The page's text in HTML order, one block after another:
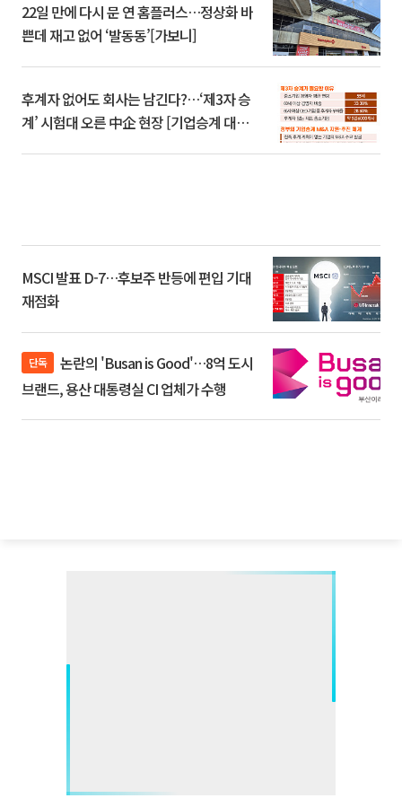
22일 만에 다시 문 연 홈플러스…정상화 바
쁜데 재고 없어 ‘발동동’[가보니]
후계자 없어도 회사는 남긴다?…‘제3자 승
계’ 시험대 오른 中企 현장 [기업승계 대전
MSCI 발표 D-7…후보주 반등에 편입 기대
재점화
단독
브랜드, 용산 대통령실 CI 업체가 수행